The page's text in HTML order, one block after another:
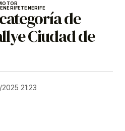
TENERIFE de
Ciudad de
21:23